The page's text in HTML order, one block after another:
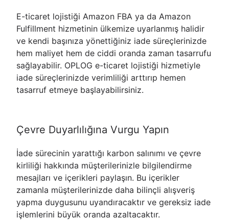
E-ticaret lojistiği Amazon FBA ya da Amazon
Fulfillment hizmetinin ülkemize uyarlanmış halidir
ve kendi başınıza yönettiğiniz iade süreçlerinizde
hem maliyet hem de ciddi oranda zaman tasarrufu
sağlayabilir. OPLOG e-ticaret lojistiği hizmetiyle
iade süreçlerinizde verimliliği arttırıp hemen
tasarruf etmeye başlayabilirsiniz.
Çevre Duyarlılığına Vurgu Yapın
İade sürecinin yarattığı karbon salınımı ve çevre
kirliliği hakkında müşterilerinizle bilgilendirme
mesajları ve içerikleri paylaşın. Bu içerikler
zamanla müşterilerinizde daha bilinçli alışveriş
yapma duygusunu uyandıracaktır ve gereksiz iade
işlemlerini büyük oranda azaltacaktır.